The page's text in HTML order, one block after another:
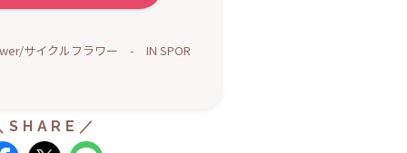
サイクルフラワー - IN SPOR